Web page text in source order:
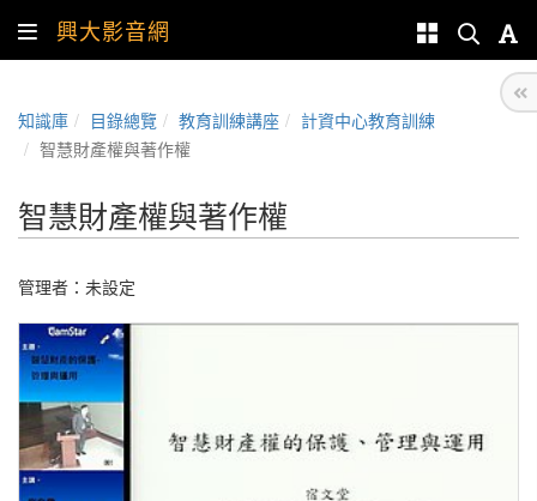
興大影音網
知識庫 目錄總覽 教育訓練講座
計資中心教育訓練
智慧財產權與著作權
智慧財產權與著作權
管理者：未設定